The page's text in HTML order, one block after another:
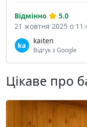
kaiten
Відгук з Google
Відмінно
5.0
21 жовтня 2025 о
Цікаве про